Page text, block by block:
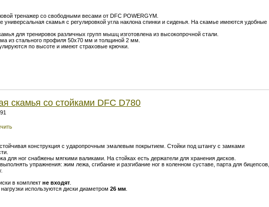
тренажер со свободными весами от DFC POWERGYM.
универсальная скамья с регулировкой угла наклона спинки и сиденья. На скамье имеются удобные
для тренировок различных групп мышц изготовлена из высокопрочной стали.
из стального профиля 50х70 мм и толщиной 2 мм.
по высоте и имеют страховые крючки.
скамья со стойками DFC D780
конструкция с ударопрочным эмалевым покрытием. Стойки под штангу с замками
для ног снабжены мягкими валиками. На стойках есть держатели для хранения дисков.
упражнения: жим лежа, сгибание и разгибание ног в коленном суставе, парта для бицепсов,
в комплект не входят
используются диски диаметром 26 мм